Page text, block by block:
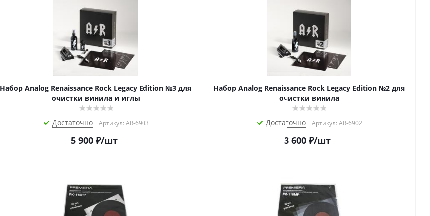
Набор Analog Renaissance Rock Legacy Edition №3 для
очистки винила и иглы
Достаточно Артикул: AR-6903
5 900₽/шт
Набор Analog Renaissance Rock Legacy Edition №2 для
очистки винила
Достаточно Артикул: AR-6902
3 600₽/шт